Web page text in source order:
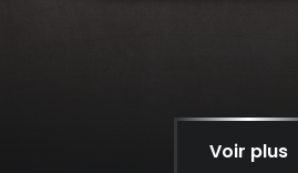
Voir plus